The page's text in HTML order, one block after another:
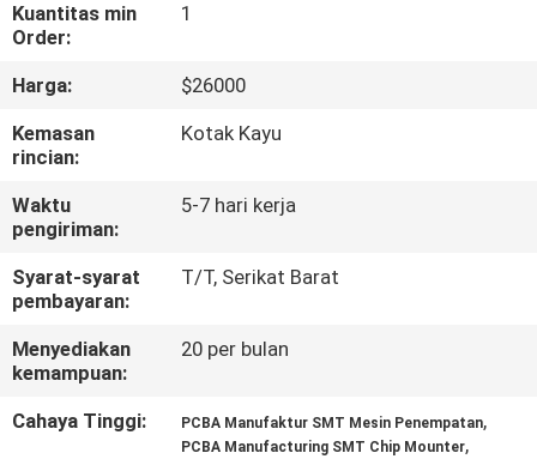
KONTROL
KUALITAS
HUBUNGI
KAMI
BERITA
SHOPPING
LINE
Kuantitas min
Order:
1
Harga:
$26000
Kemasan
rincian:
Kotak Kayu
Waktu
pengiriman:
5-7 hari kerja
Syarat-syarat
pembayaran:
T/T, Serikat Barat
Menyediakan
kemampuan:
20 per bulan
Cahaya Tinggi: PCBA Manufaktur SMT Mesin Penempatan,
PCBA Manufacturing SMT Chip Mounter,